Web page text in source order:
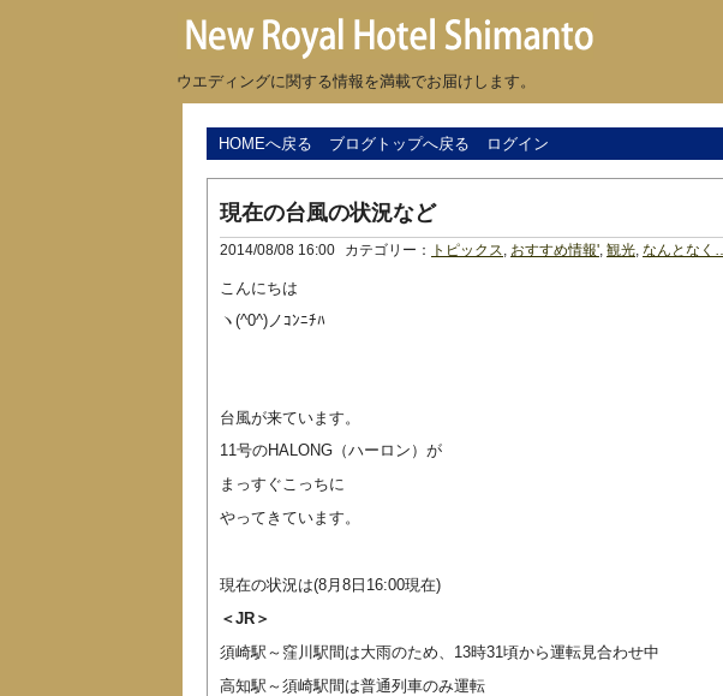
ウエディングに関する情報を満載でお届けします。
HOMEへ戻る ブログトップへ戻る ログイン
現在の台風の状況など
2014/08/08 16:00 カテゴリー： トピックス おすすめ情報' 観光 なんとなく…
こんにちは
ヽ(^0^)ノｺﾝﾆﾁﾊ
台風が来ています。
11号のHALONG（ハーロン）が
まっすぐこっちに
やってきています。
現在の状況は(8月8日16:00現在)
＜JR＞
須崎駅～窪川駅間は大雨のため、13時31頃から運転見合わせ中
高知駅～須崎駅間は普通列車のみ運転